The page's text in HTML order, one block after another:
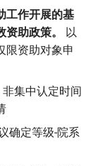
工作开展的基
助政策。
以
限资助对象申
集中认定时间
确定等级-院系